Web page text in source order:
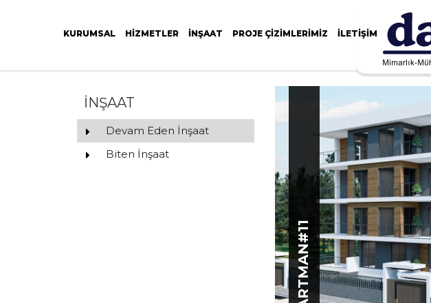
KURUMSAL HIZMETLER İNŞAAT PROJE ÇIZIMLERIMIZ İLETIŞIM
DEVAM EDEN İNŞAAT
İNŞAAT
Devam Eden İnşaat
Biten İnşaat
APARTMAN#11